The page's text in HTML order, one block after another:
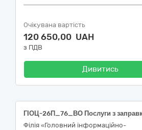
Очікувана вартість
120 650,00 UAH
з ПДВ
Дивитись
Філія «Головний інформаційно-